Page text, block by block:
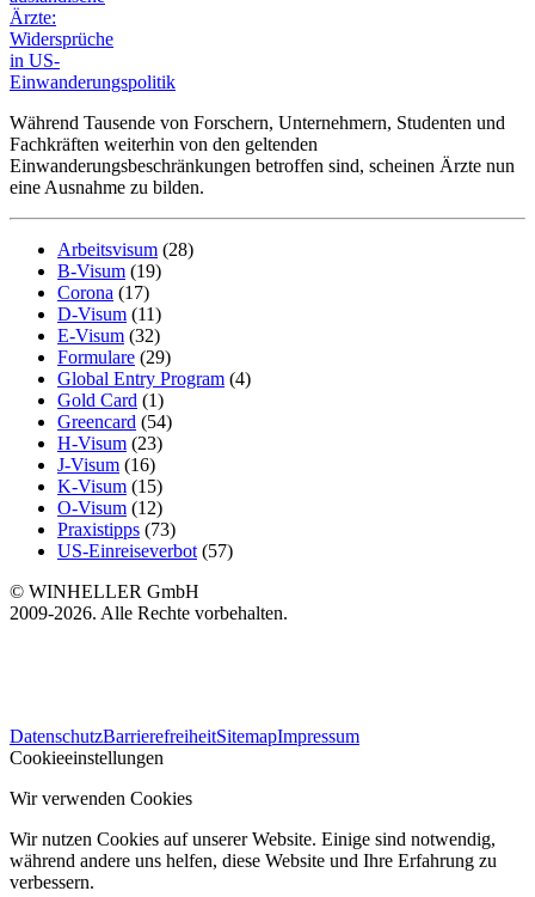
Während Tausende von Forschern, Unternehmern, Studenten und
Fachkräften weiterhin von den geltenden
Einwanderungsbeschränkungen betroffen sind, scheinen Ärzte nun
eine Ausnahme zu bilden.
Arbeitsvisum (28)
B-Visum (19)
Corona (17)
D-Visum (11)
E-Visum (32)
Formulare (29)
Global Entry Program (4)
Gold Card (1)
Greencard (54)
H-Visum (23)
J-Visum (16)
K-Visum (15)
O-Visum (12)
Praxistipps (73)
US-Einreiseverbot (57)
© WINHELLER GmbH
2009-2026. Alle Rechte vorbehalten.
WINHELLER GmbH
DatenschutzBarrierefreiheitSitemapImpressum
Cookieeinstellungen
Wir verwenden Cookies
Wir nutzen Cookies auf unserer Website. Einige sind notwendig,
während andere uns helfen, diese Website und Ihre Erfahrung zu
verbessern.